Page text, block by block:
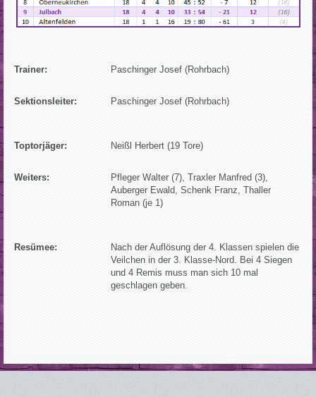
Trainer: Paschinger Josef (Rohrbach)
Sektionsleiter: Paschinger Josef (Rohrbach)
Toptorjäger: Neißl Herbert (19 Tore)
Weiters:
Pfleger Walter (7), Traxler Manfred (3),
Auberger Ewald, Schenk Franz, Thaller
Roman (je 1)
Resümee:
Nach der Auflösung der 4. Klassen spielen die
Veilchen in der 3. Klasse-Nord. Bei 4 Siegen
und 4 Remis muss man sich 10 mal
geschlagen geben.